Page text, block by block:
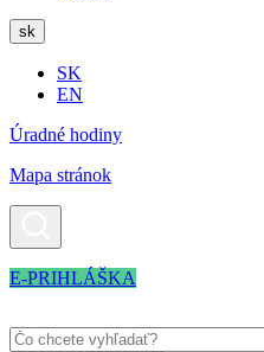
sk
SK
EN
Úradné hodiny
Mapa stránok
E-PRIHLÁŠKA